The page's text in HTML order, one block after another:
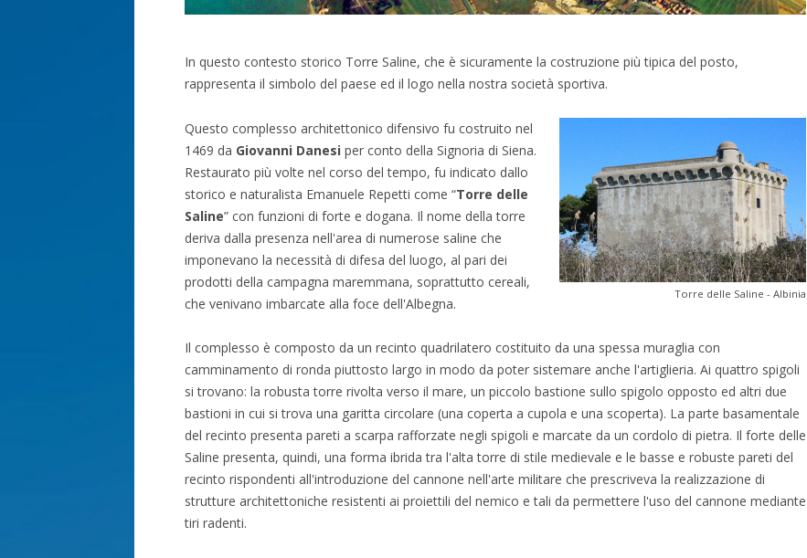
In questo contesto storico Torre Saline, che è sicuramente la costruzione più tipica del posto,
rappresenta il simbolo del paese ed il logo nella nostra società sportiva.
Torre delle Saline - Albinia
Questo complesso architettonico difensivo fu costruito nel
1469 da Giovanni Danesi per conto della Signoria di Siena.
Restaurato più volte nel corso del tempo, fu indicato dallo
storico e naturalista Emanuele Repetti come “Torre delle
Saline” con funzioni di forte e dogana. Il nome della torre
deriva dalla presenza nell'area di numerose saline che
imponevano la necessità di difesa del luogo, al pari dei
prodotti della campagna maremmana, soprattutto cereali,
che venivano imbarcate alla foce dell'Albegna.
Il complesso è composto da un recinto quadrilatero costituito da una spessa muraglia con
camminamento di ronda piuttosto largo in modo da poter sistemare anche l'artiglieria. Ai quattro spigoli
si trovano: la robusta torre rivolta verso il mare, un piccolo bastione sullo spigolo opposto ed altri due
bastioni in cui si trova una garitta circolare (una coperta a cupola e una scoperta). La parte basamentale
del recinto presenta pareti a scarpa rafforzate negli spigoli e marcate da un cordolo di pietra. Il forte delle
Saline presenta, quindi, una forma ibrida tra l'alta torre di stile medievale e le basse e robuste pareti del
recinto rispondenti all'introduzione del cannone nell'arte militare che prescriveva la realizzazione di
strutture architettoniche resistenti ai proiettili del nemico e tali da permettere l'uso del cannone mediante
tiri radenti.